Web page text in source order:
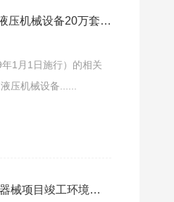
压机械设备20万套、
1月1日施行）的相关
压机械设备......
械项目竣工环境保